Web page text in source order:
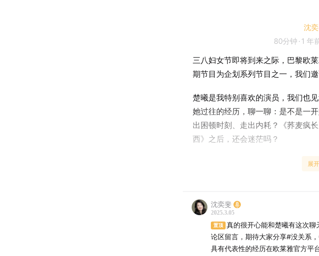
沈
80分钟 · 1 年
三八妇女节即将到来之际，巴黎欧
期节目为企划系列节目之一，我们邀
楚曦是我特别喜欢的演员，我们也
她过往的经历，聊一聊：是不是一
出困顿时刻、走出内耗？《荞麦疯
西》之后，还会迷茫吗？
展
沈奕斐
2025.3.05
置顶
真的很开心能和楚曦有这次
论区留言，期待大家分享#没关系
具有代表性的经历在欧莱雅官方平